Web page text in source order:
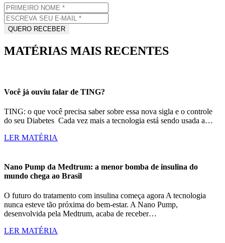
MATÉRIAS MAIS RECENTES
Você já ouviu falar de TING?
TING: o que você precisa saber sobre essa nova sigla e o controle
do seu Diabetes Cada vez mais a tecnologia está sendo usada a…
LER MATÉRIA
Nano Pump da Medtrum: a menor bomba de insulina do
mundo chega ao Brasil
O futuro do tratamento com insulina começa agora A tecnologia
nunca esteve tão próxima do bem-estar. A Nano Pump,
desenvolvida pela Medtrum, acaba de receber…
LER MATÉRIA